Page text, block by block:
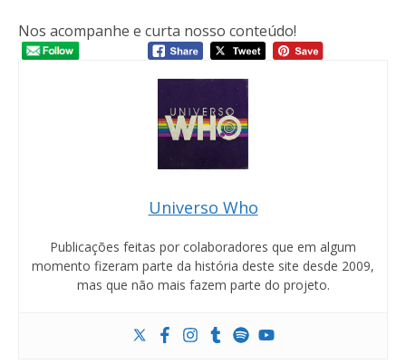
Nos acompanhe e curta nosso conteúdo!
Universo Who
Publicações feitas por colaboradores que em algum
momento fizeram parte da história deste site desde 2009,
mas que não mais fazem parte do projeto.